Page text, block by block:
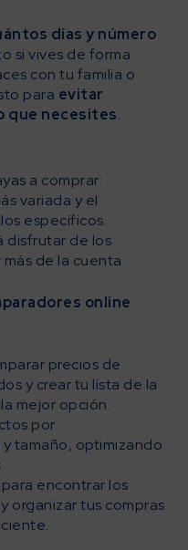
días y número
si vives de forma
con tu familia o
para evitar
que necesites.
a comprar:
variada y el
específicos.
disfrutar de los
de la cuenta.
online
precios de
y crear tu lista de la
mejor opción.
por
tamaño, optimizando
encontrar los
organizar tus compras